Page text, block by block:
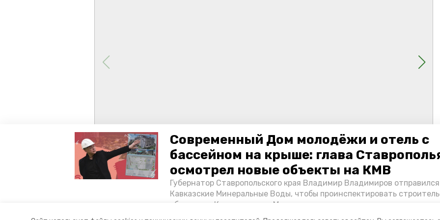
Современный Дом молодёжи и отель с
бассейном на крыше: глава
осмотрел новые объекты на КМВ
Губернатор Ставропольского края Владимир Владимиров
Кавказские Минеральные Воды, чтобы проинспектировать
объектов в Кисловодске и Минводах, а также выслушать